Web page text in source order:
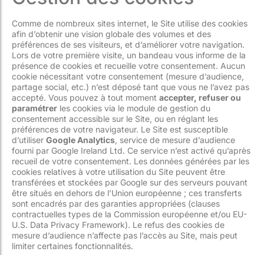
Comme de nombreux sites internet, le Site utilise des cookies
afin d’obtenir une vision globale des volumes et des
préférences de ses visiteurs, et d’améliorer votre navigation.
Lors de votre première visite, un bandeau vous informe de la
présence de cookies et recueille votre consentement. Aucun
cookie nécessitant votre consentement (mesure d’audience,
partage social, etc.) n’est déposé tant que vous ne l’avez pas
accepté. Vous pouvez à tout moment accepter, refuser ou
paramétrer les cookies via le module de gestion du
consentement accessible sur le Site, ou en réglant les
préférences de votre navigateur. Le Site est susceptible
d’utiliser Google Analytics , service de mesure d’audience
fourni par Google Ireland Ltd. Ce service n’est activé qu’après
recueil de votre consentement. Les données générées par les
cookies relatives à votre utilisation du Site peuvent être
transférées et stockées par Google sur des serveurs pouvant
être situés en dehors de l’Union européenne ; ces transferts
sont encadrés par des garanties appropriées (clauses
contractuelles types de la Commission européenne et/ou EU-
U.S. Data Privacy Framework). Le refus des cookies de
mesure d’audience n’affecte pas l’accès au Site, mais peut
limiter certaines fonctionnalités.